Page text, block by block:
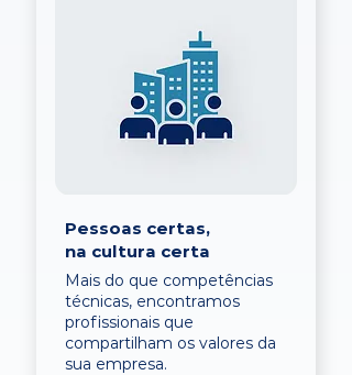
Pessoas certas,
na cultura certa
Mais do que competências
técnicas, encontramos
profissionais que
compartilham os valores da
sua empresa.